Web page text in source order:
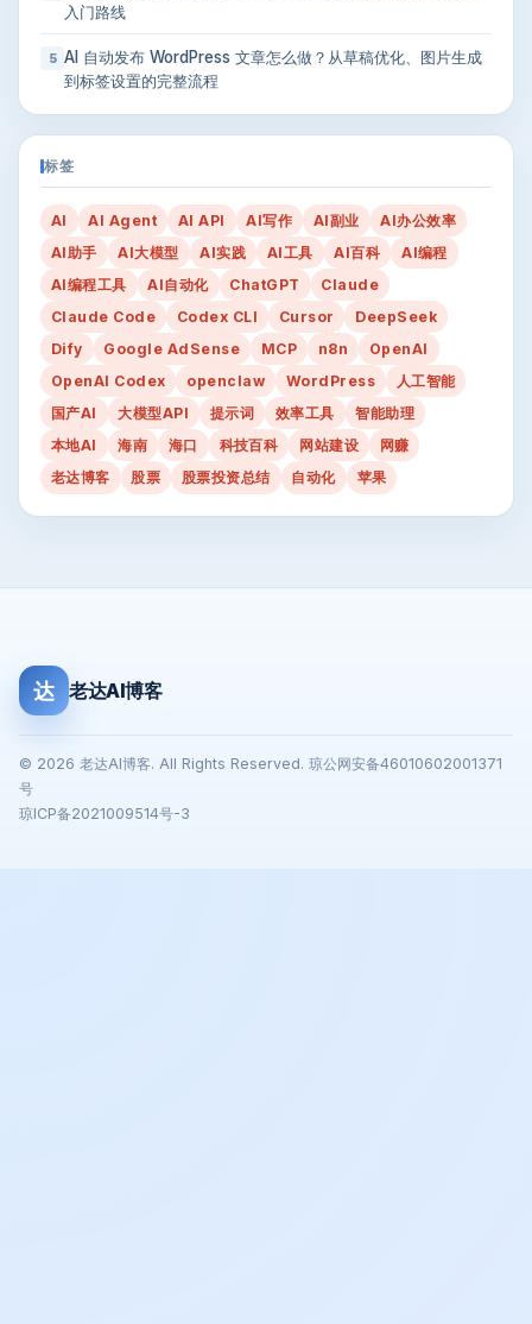
入门路线
5 AI 自动发布 WordPress 文章怎么做？从草稿优化、图片生成
到标签设置的完整流程
标签
AI AI Agent AI API AI写作 AI副业
AI办公效率
AI助手
AI大模型 AI实践 AI工具 AI百科
AI编程
AI编程工具
AI自动化 ChatGPT
Claude
Claude Code
Codex CLI Cursor
DeepSeek
Dify
Google AdSense MCP n8n
OpenAI
OpenAI Codex
openclaw WordPress
人工智能
国产AI
大模型API 提示词 效率工具
智能助理
本地AI
海南 海口 科技百科 网站建设
网赚
老达博客
股票 股票投资总结 自动化 苹果
达 老达AI博客
© 2026 老达AI博客. All Rights Reserved. 琼公网安备46010602001371
号
琼ICP备2021009514号-3